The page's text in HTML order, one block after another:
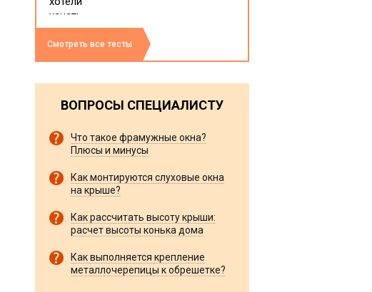
Смотреть все тесты
ВОПРОСЫ СПЕЦИАЛИСТУ
Что такое фрамужные окна?
Плюсы и минусы
Как монтируются слуховые окна
на крыше?
Как рассчитать высоту крыши:
расчет высоты конька дома
Как выполняется крепление
металлочерепицы к обрешетке?